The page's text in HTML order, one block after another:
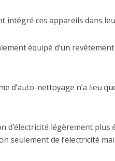
intégré ces appareils dans
équipé d’un
d’auto-nettoyage n’a lieu
d’électricité légèrement
seulement de l’électricité